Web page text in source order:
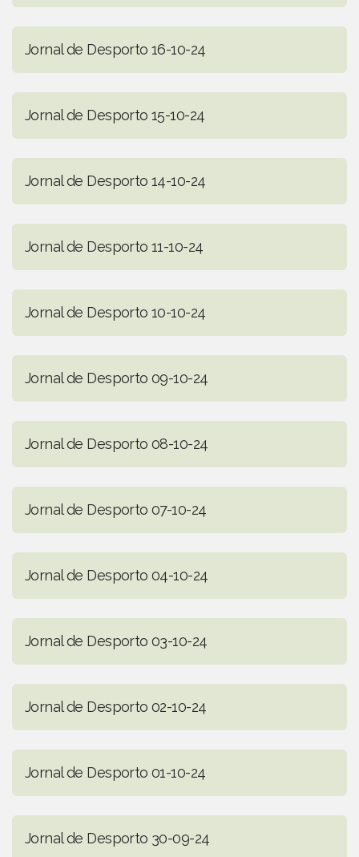
Jornal de Desporto 16-10-24
Jornal de Desporto 15-10-24
Jornal de Desporto 14-10-24
Jornal de Desporto 11-10-24
Jornal de Desporto 10-10-24
Jornal de Desporto 09-10-24
Jornal de Desporto 08-10-24
Jornal de Desporto 07-10-24
Jornal de Desporto 04-10-24
Jornal de Desporto 03-10-24
Jornal de Desporto 02-10-24
Jornal de Desporto 01-10-24
Jornal de Desporto 30-09-24